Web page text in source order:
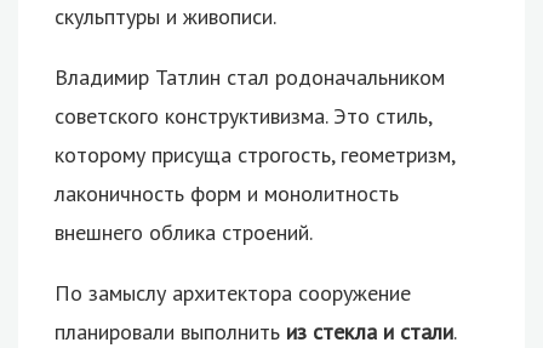
скульптуры и живописи.
Владимир Татлин стал родоначальником
советского конструктивизма. Это стиль,
которому присуща строгость, геометризм,
лаконичность форм и монолитность
внешнего облика строений.
По замыслу архитектора сооружение
планировали выполнить из стекла и стали.